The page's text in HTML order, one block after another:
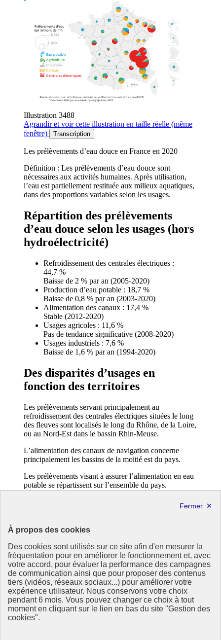
À propos des cookies
Des cookies sont utilisés sur ce site afin d'en mesurer la
fréquentation pour en améliorer le fonctionnement et, avec
votre accord, pour évaluer la performance des campagnes
de communication ainsi que pour proposer des contenus
tiers (vidéos, réseaux sociaux...) pour améliorer votre
expérience utilisateur. Nous conservons votre choix
pendant 6 mois. Vous pouvez changer ce choix à tout
moment en cliquant sur le lien en bas du site "Gestion des
cookies".
Illustration 3488
Agrandiret voir cette illustration en taille réelle (même
fenêtre)
Transcription
Les prélèvements d’eau douce en France en 2020
Définition : Les prélèvements d’eau douce sont
nécessaires aux activités humaines. Après utilisation,
l’eau est partiellement restituée aux milieux aquatiques,
dans des proportions variables selon les usages.
Répartition des prélèvements
d’eau douce selon les usages (hors
hydroélectricité)
Refroidissement des centrales électriques :
44,7 %
Baisse de 2 % par an (2005-2020)
Production d’eau potable : 18,7 %
Baisse de 0,8 % par an (2003-2020)
Alimentation des canaux : 17,4 %
Stable (2012-2020)
Usages agricoles : 11,6 %
Pas de tendance significative (2008-2020)
Usages industriels : 7,6 %
Baisse de 1,6 % par an (1994-2020)
Des disparités d’usages en
fonction des territoires
Les prélèvements servant principalement au
refroidissement des centrales électriques situées le long
des fleuves sont localisés le long du Rhône, de la Loire,
ou au Nord-Est dans le bassin Rhin-Meuse.
L’alimentation des canaux de navigation concerne
principalement les bassins de la moitié est du pays.
Les prélèvements visant à assurer l’alimentation en eau
potable se répartissent sur l’ensemble du pays.
Les prélèvements pour l’agriculture, destinés pour plus
de 90 % à l’irrigation, concernent surtout la moitié sud
Une grande partie des prélèvements industriels est
concentrée dans le Nord-Est du territoire et dans le
couloir rhodanien.
Ressources